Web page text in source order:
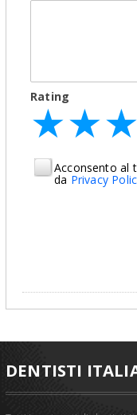
Rating
★
★★
★★★
★★★
★★★
Acconsento al
da Privacy
DENTISTI